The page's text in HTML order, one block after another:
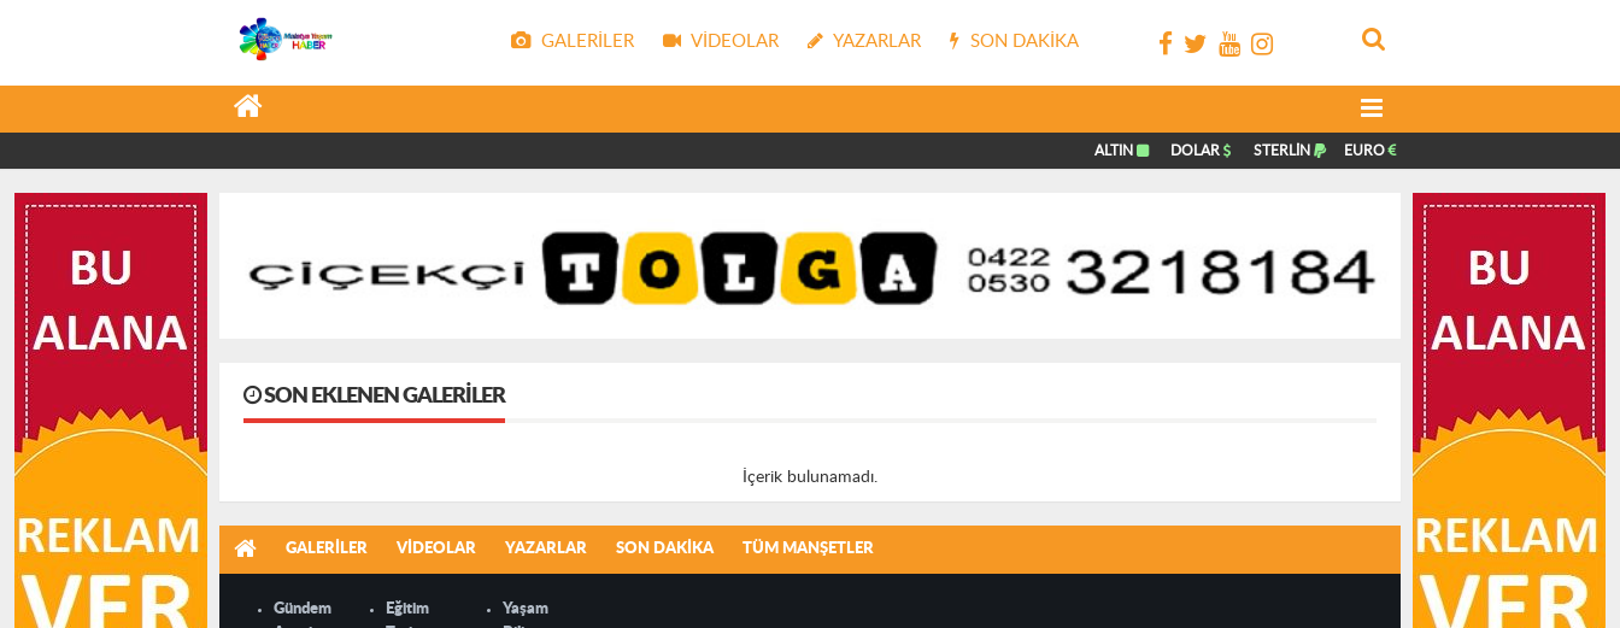
GALERILER VIDEOLAR YAZARLAR SON DAKIKA
ALTIN DOLAR STERLİN EURO
SON EKLENEN GALERILER
İçerik bulunamadı.
GALERILER VIDEOLAR YAZARLAR SON DAKIKA TÜM MANŞETLER
Gündem
Eğitim
Yaşam